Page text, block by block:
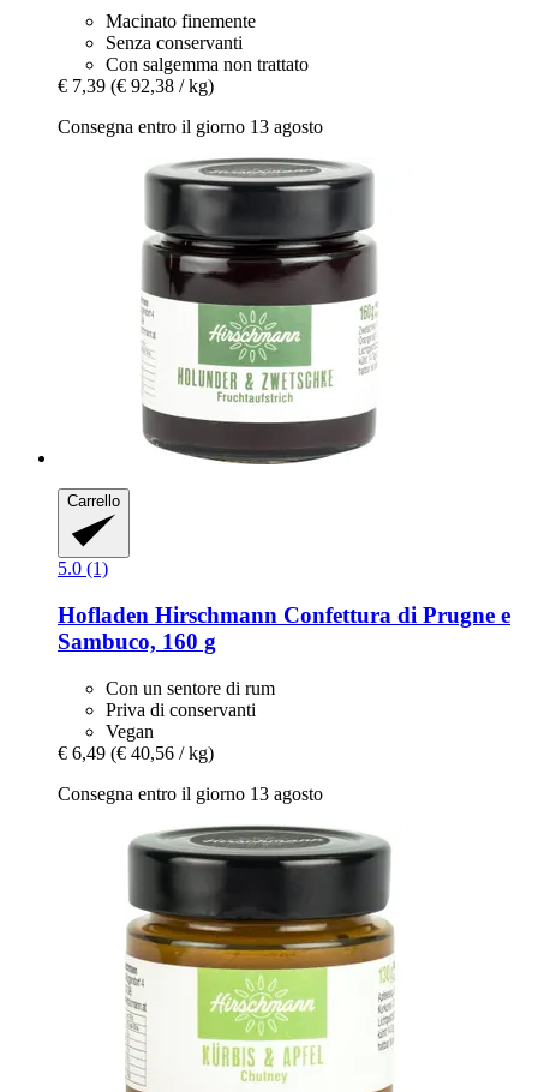
Macinato finemente
Senza conservanti
Con salgemma non trattato
€ 7,39 (€ 92,38 / kg)
Consegna entro il giorno 13 agosto
Carrello
5.0 (1)
Hofladen Hirschmann Confettura di Prugne e
Sambuco, 160 g
Con un sentore di rum
Priva di conservanti
Vegan
€ 6,49 (€ 40,56 / kg)
Consegna entro il giorno 13 agosto